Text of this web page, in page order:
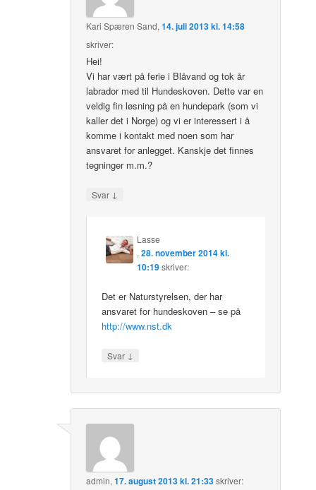
Kari Spæren Sand,14. juli 2013 kl. 14:58
skriver:
Hei!
Vi har vært på ferie i Blåvand og tok år
labrador med til Hundeskoven. Dette var en
veldig fin løsning på en hundepark (som vi
kaller det i Norge) og vi er interessert i å
komme i kontakt med noen som har
ansvaret for anlegget. Kanskje det finnes
tegninger m.m.?
Svar ↓
Lasse
,28. november 2014 kl.
10:19 skriver:
Det er Naturstyrelsen, der har
ansvaret for hundeskoven – se på
http://www.nst.dk
Svar ↓
admin,17. august 2013 kl. 21:33skriver: